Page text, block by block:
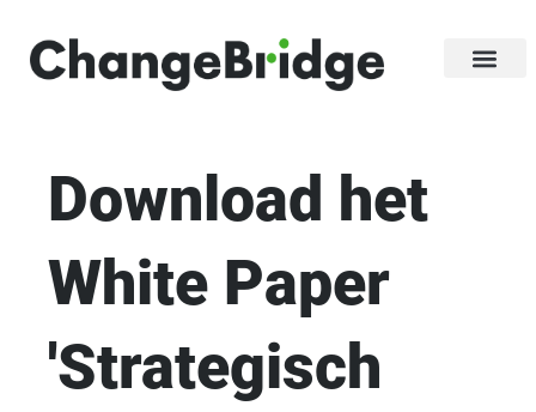
Download het
White Paper
'Strategisch